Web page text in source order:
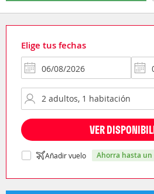
Elige tus fechas
VER
Añadir vuelo ahorra hasta un